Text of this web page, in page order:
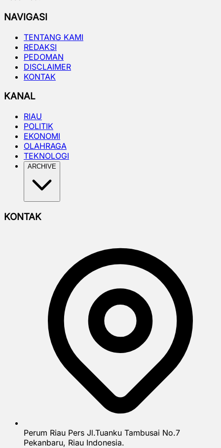
NAVIGASI
TENTANG KAMI
REDAKSI
PEDOMAN
DISCLAIMER
KONTAK
KANAL
RIAU
POLITIK
EKONOMI
OLAHRAGA
TEKNOLOGI
ARCHIVE
KONTAK
Perum Riau Pers Jl.Tuanku Tambusai No.7
Pekanbaru, Riau Indonesia.